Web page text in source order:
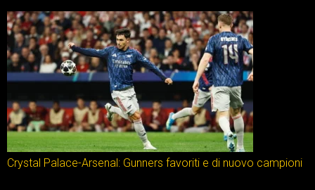
Crystal Palace-Arsenal: Gunners favoriti e di nuovo campioni